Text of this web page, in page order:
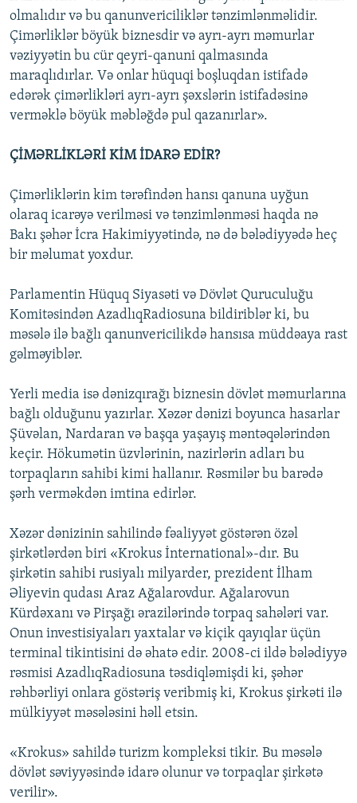
olmalıdır və bu qanunvericiliklər tənzimlənməlidir.
Çimərliklər böyük biznesdir və ayrı-ayrı məmurlar
vəziyyətin bu cür qeyri-qanuni qalmasında
maraqlıdırlar. Və onlar hüquqi boşluqdan istifadə
edərək çimərlikləri ayrı-ayrı şəxslərin istifadəsinə
verməklə böyük məbləğdə pul qazanırlar».
ÇİMƏRLİKLƏRİ KİM İDARƏ EDİR?
Çimərliklərin kim tərəfindən hansı qanuna uyğun
olaraq icarəyə verilməsi və tənzimlənməsi haqda nə
Bakı şəhər İcra Hakimiyyətində, nə də bələdiyyədə heç
bir məlumat yoxdur.
Parlamentin Hüquq Siyasəti və Dövlət Quruculuğu
Komitəsindən AzadlıqRadiosuna bildiriblər ki, bu
məsələ ilə bağlı qanunvericilikdə hansısa müddəaya rast
gəlməyiblər.
Yerli media isə dənizqırağı biznesin dövlət məmurlarına
bağlı olduğunu yazırlar. Xəzər dənizi boyunca hasarlar
Şüvəlan, Nardaran və başqa yaşayış məntəqələrindən
keçir. Hökumətin üzvlərinin, nazirlərin adları bu
torpaqların sahibi kimi hallanır. Rəsmilər bu barədə
şərh verməkdən imtina edirlər.
Xəzər dənizinin sahilində fəaliyyət göstərən özəl
şirkətlərdən biri «Krokus İnternational»-dır. Bu
şirkətin sahibi rusiyalı milyarder, prezident İlham
Əliyevin qudası Araz Ağalarovdur. Ağalarovun
Kürdəxanı və Pirşağı ərazilərində torpaq sahələri var.
Onun investisiyaları yaxtalar və kiçik qayıqlar üçün
terminal tikintisini də əhatə edir. 2008-ci ildə bələdiyyə
rəsmisi AzadlıqRadiosuna təsdiqləmişdi ki, şəhər
rəhbərliyi onlara göstəriş veribmiş ki, Krokus şirkəti ilə
mülkiyyət məsələsini həll etsin.
«Krokus» sahildə turizm kompleksi tikir. Bu məsələ
dövlət səviyyəsində idarə olunur və torpaqlar şirkətə
verilir».